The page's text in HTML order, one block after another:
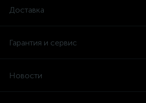
Доставка
Гарантия и сервис
Новости